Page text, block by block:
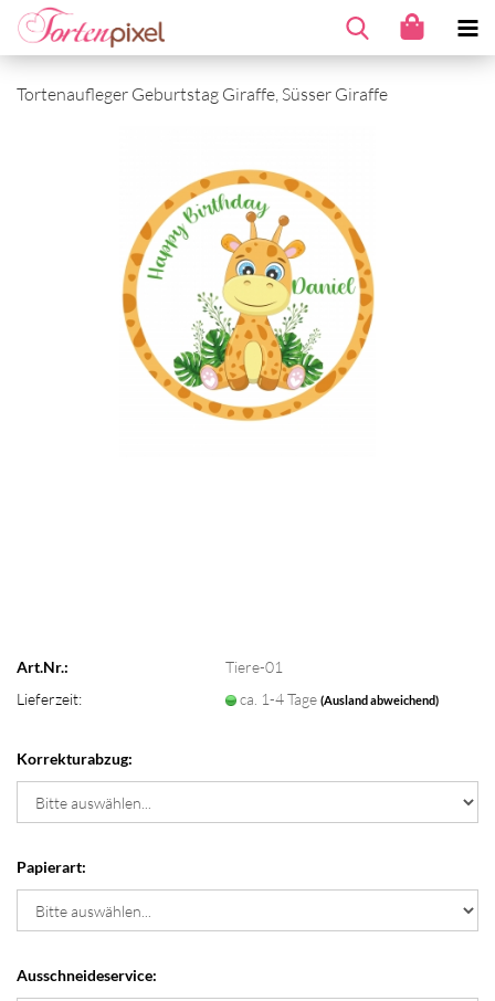
Tortenaufleger Geburtstag Giraffe, Süsser Giraffe
Art.Nr.:
Tiere-01
Lieferzeit:
ca. 1-4 Tage(Ausland abweichend)
Korrekturabzug:
Papierart:
Ausschneideservice: